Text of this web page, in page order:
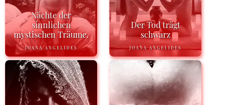
Nächte der
sinnlichen
mystischen Träume.
JOANA ANGELIDES
Der Tod trägt
schwarz
JOANA ANGELIDES